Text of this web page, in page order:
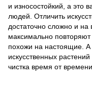
и износостойкий, а это
людей. Отличить
достаточно сложно и
максимально
похожи на настоящие. А
искусственных
чистка время от времени.